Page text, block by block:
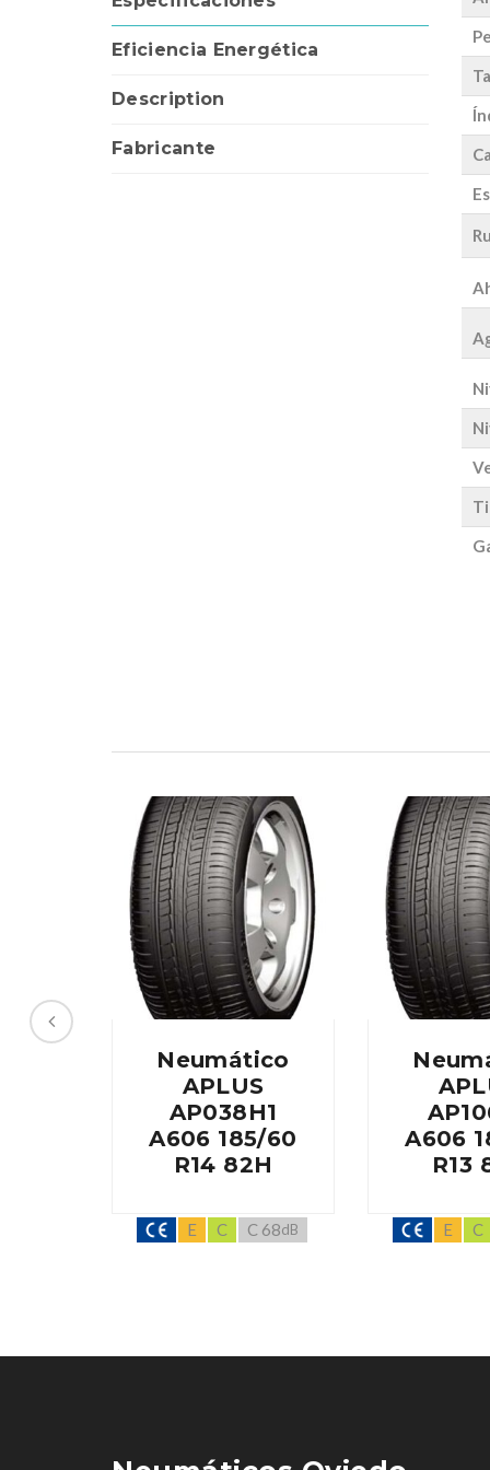
Eficiencia Energética
Description
Fabricante
Neumático
APLUS
AP038H1
A606 185/60
R14 82H
E C C 68dB
A606
R13
E C